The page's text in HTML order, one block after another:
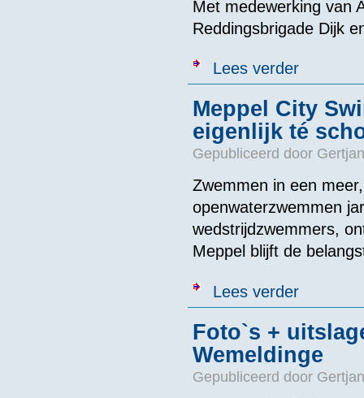
Met medewerking van
Reddingsbrigade Dijk
Lees verderover Open
Meppel City
eigenlijk té
Gepubliceerd door
Zwemmen in een
openwaterzwemmen
wedstrijdzwemmers,
Meppel blijft de
Lees verderover Meppel
Foto`s +
Wemeldinge
Gepubliceerd door